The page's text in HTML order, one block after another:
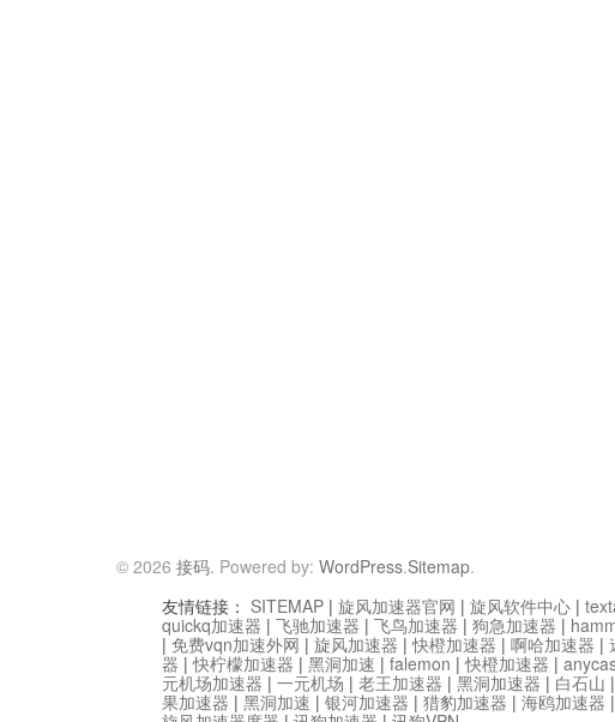
© 2026 接码. Powered by: WordPress.Sitemap.
友情链接： SITEMAP | 旋风加速器官网 | 旋风软件中心 |
quickq加速器 | 飞驰加速器 | 飞鸟加速器 | 狗急加速器 |
| 免费vqn加速外网 | 旋风加速器 |快橙加速器 | 啊哈加速器 |
器 |快柠檬加速器 | 黑洞加速 | falemon |快橙加速器 |
元机场加速器 | 一元机场 | 老王加速器 | 黑洞加速器 | 白石山 |
果加速器 | 黑洞加速 | 银河加速器 | 猎豹加速器 | 海鸥加速器 |